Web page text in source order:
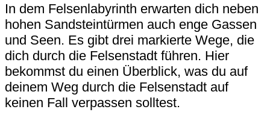
In dem Felsenlabyrinth erwarten dich neben
hohen Sandsteintürmen auch enge Gassen
und Seen. Es gibt drei markierte Wege, die
dich durch die Felsenstadt führen. Hier
bekommst du einen Überblick, was du auf
deinem Weg durch die Felsenstadt auf
keinen Fall verpassen solltest.